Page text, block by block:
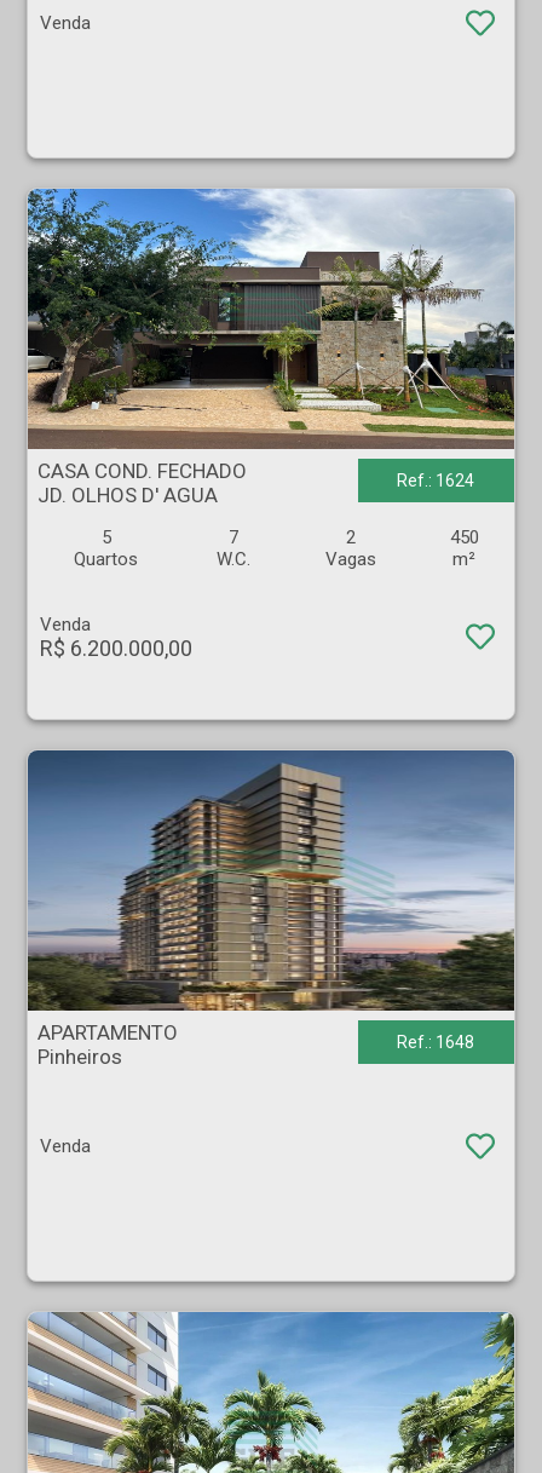
Venda
CASA COND. FECHADO
JD. OLHOS D' AGUA
Ref.: 1624
5
Quartos
7
W.C.
2
Vagas
450
m²
Venda
R$ 6.200.000,00
APARTAMENTO - Pinheiros - São Paulo
APARTAMENTO
Pinheiros
Ref.: 1648
Venda